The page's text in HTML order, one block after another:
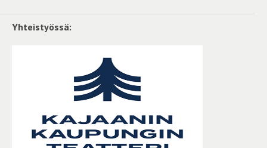
Yhteistyössä: